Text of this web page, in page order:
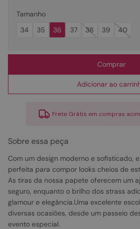
Tamanho
34
35 36 37 38 39 40
Comprar
Adicionar ao
Frete Grátis em compras
Sobre essa peça
Com um design moderno e sofisticado,
perfeita para compor looks cheios de
As tiras da nossa papete oferecem um
seguro, enquanto o brilho dos strass
glamour e elegância.Uma excelente
diversas ocasiões, desde um passeio
evento especial.
sapatilha
9º
couro
10º scarpin